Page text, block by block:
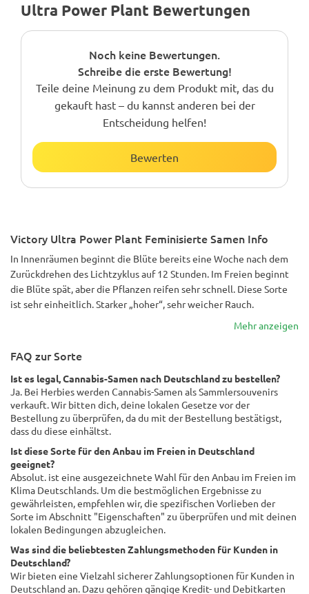
Ultra Power Plant Bewertungen
Noch keine Bewertungen.
Schreibe die erste Bewertung!
Teile deine Meinung zu dem Produkt mit, das du
gekauft hast – du kannst anderen bei der
Entscheidung helfen!
Bewerten
Victory Ultra Power Plant Feminisierte Samen Info
In Innenräumen beginnt die Blüte bereits eine Woche nach dem
Zurückdrehen des Lichtzyklus auf 12 Stunden. Im Freien beginnt
die Blüte spät, aber die Pflanzen reifen sehr schnell. Diese Sorte
ist sehr einheitlich. Starker „hoher“, sehr weicher Rauch.
Mehr anzeigen
FAQ zur Sorte
Ist es legal, Cannabis-Samen nach Deutschland zu bestellen?
Ja. Bei Herbies werden Cannabis-Samen als Sammlersouvenirs
verkauft. Wir bitten dich, deine lokalen Gesetze vor der
Bestellung zu überprüfen, da du mit der Bestellung bestätigst,
dass du diese einhältst.
Ist diese Sorte für den Anbau im Freien in Deutschland
geeignet?
Absolut. ist eine ausgezeichnete Wahl für den Anbau im Freien im
Klima Deutschlands. Um die bestmöglichen Ergebnisse zu
gewährleisten, empfehlen wir, die spezifischen Vorlieben der
Sorte im Abschnitt "Eigenschaften" zu überprüfen und mit deinen
lokalen Bedingungen abzugleichen.
Was sind die beliebtesten Zahlungsmethoden für Kunden in
Deutschland?
Wir bieten eine Vielzahl sicherer Zahlungsoptionen für Kunden in
Deutschland an. Dazu gehören gängige Kredit- und Debitkarten